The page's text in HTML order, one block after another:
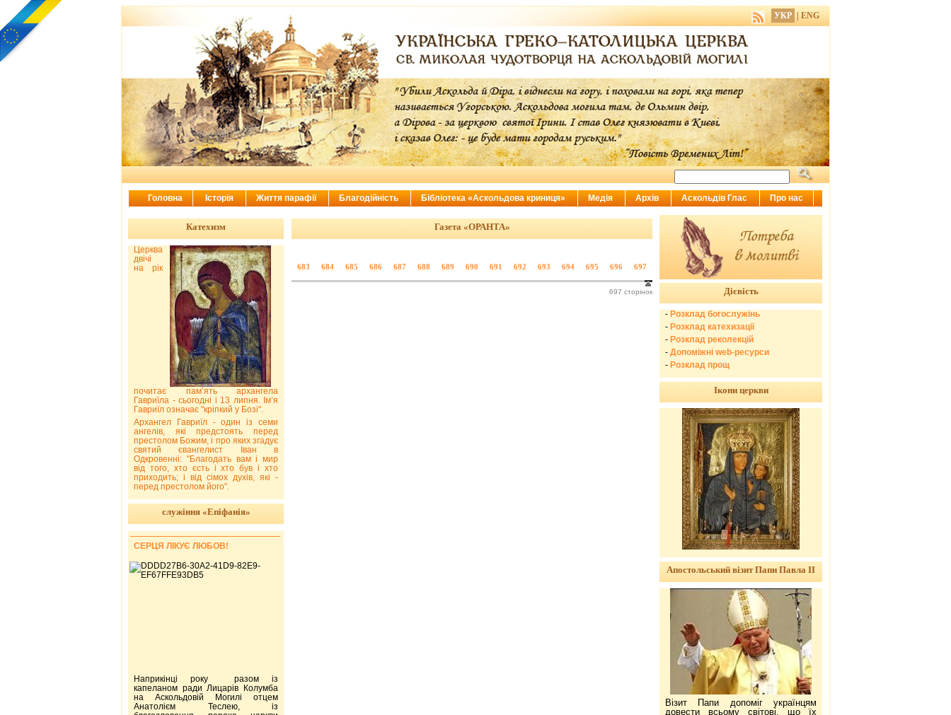
Газета «ОРАНТА»
683 684 685 686 687 688 689 690 691 692 693 694 695 696 697
697 сторінок
Катехизм
Церква
двічі
на рік
почитає пам’ять архангела
Гавриїла - сьогодні і 13 липня. Ім’я
Гавриїл означає "кріпкий у Бозі".
Архангел Гавриїл - один із семи
ангелів, які предстоять перед
престолом Божим, і про яких згадує
святий євангелист Іван в
Одкровенні: "Благодать вам і мир
від того, хто єсть і хто був і хто
приходить; і від сімох духів, які -
перед престолом його".
служіння «Епіфанія»
СЕРЦЯ ЛІКУЄ ЛЮБОВ!
Наприкінці року разом із
капеланом ради Лицарів Колумба
на Аскольдовій Могилі отцем
Анатолієм Теслею, із
Дієвість
- Розклад богослужінь
- Розклад катехизації
- Розклад реколекцій
- Допоміжні web-ресурси
- Розклад прощ
Ікони церкви
Апостольський візит Папи Павла ІІ
Візит Папи допоміг українцям
довести всьому світові, що їх
УКР ENG
Головна Історія Життя парафії Благодійність Бібліотека «Аскольдова криниця» Медія Архів Аскольдів Глас Про нас